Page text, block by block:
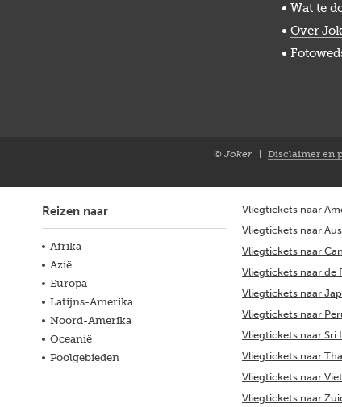
Wat te
Over
© Joker
Disclaimer en
Reizen naar
Afrika
Azië
Europa
Latijns-Amerika
Noord-Amerika
Oceanië
Poolgebieden
Vliegtickets naar
Vliegtickets naar
Vliegtickets naar
Vliegtickets naar de
Vliegtickets naar
Vliegtickets naar
Vliegtickets naar Sri
Vliegtickets naar
Vliegtickets naar
Vliegtickets naar